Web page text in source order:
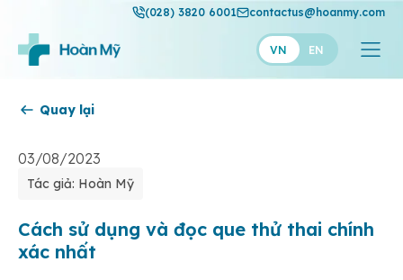
(028) 3820 6001 contactus@hoanmy.com
VN EN
Thuận Mỹ
Quay lại
03/08/2023
Tác giả: Hoàn Mỹ
Cách sử dụng và đọc que thử thai chính
xác nhất